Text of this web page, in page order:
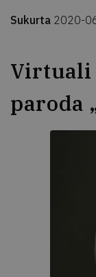
Sukurta 2020-
Virtuali
paroda